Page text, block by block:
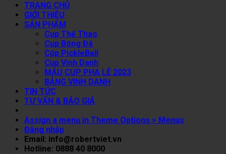
TRANG CHỦ
GIỚI THIỆU
SẢN PHẨM
Cup Thể Thao
Cup Bóng Đá
Cúp PickleBall
Cup Vinh Danh
MẪU CUP PHA LÊ 2023
BẢNG VINH DANH
TIN TỨC
TƯ VẤN & BÁO GIÁ
Assign a menu in Theme Options > Menus
Đăng nhập
Email: info@robertviet.vn
Hotline: 0888 40 8000